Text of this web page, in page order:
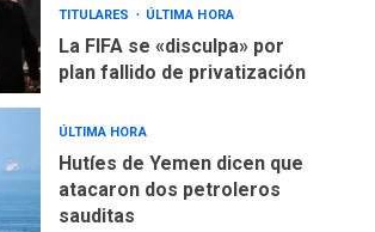
TITULARES
ÚLTIMA HORA
La FIFA se «disculpa» por
plan fallido de privatización
ÚLTIMA HORA
Hutíes de Yemen dicen que
atacaron dos petroleros
sauditas